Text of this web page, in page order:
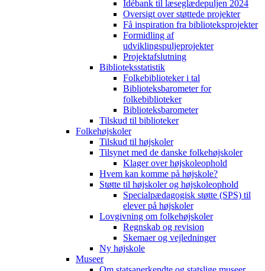
Idébank til læseglædepuljen 2024
Oversigt over støttede projekter
Få inspiration fra biblioteksprojekter
Formidling af
udviklingspuljeprojekter
Projektafslutning
Biblioteksstatistik
Folkebiblioteker i tal
Biblioteksbarometer for
folkebiblioteker
Biblioteksbarometer
Tilskud til biblioteker
Folkehøjskoler
Tilskud til højskoler
Tilsynet med de danske folkehøjskoler
Klager over højskoleophold
Hvem kan komme på højskole?
Støtte til højskoler og højskoleophold
Specialpædagogisk støtte (SPS) til
elever på højskoler
Lovgivning om folkehøjskoler
Regnskab og revision
Skemaer og vejledninger
Ny højskole
Museer